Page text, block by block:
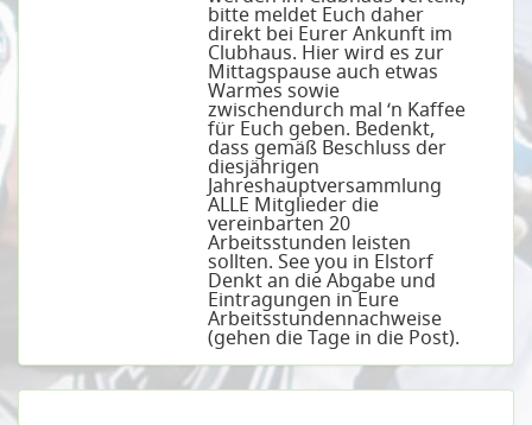
bitte meldet Euch daher
direkt bei Eurer Ankunft im
Clubhaus. Hier wird es zur
Mittagspause auch etwas
Warmes sowie
zwischendurch mal ‘n Kaffee
für Euch geben. Bedenkt,
dass gemäß Beschluss der
diesjährigen
Jahreshauptversammlung
ALLE Mitglieder die
vereinbarten 20
Arbeitsstunden leisten
sollten. See you in Elstorf
Denkt an die Abgabe und
Eintragungen in Eure
Arbeitsstundennachweise
(gehen die Tage in die Post).